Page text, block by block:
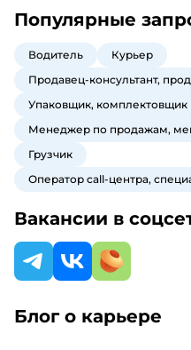
Популярные
Водитель
Курьер
Продавец-консультант,
Упаковщик, комплектовщик
Менеджер по продажам,
Грузчик
Оператор call-центра,
Вакансии в
Блог о карьере